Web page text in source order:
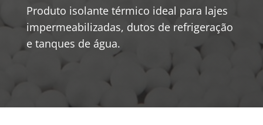
Produto isolante térmico ideal para lajes
impermeabilizadas, dutos de refrigeração
e tanques de água.